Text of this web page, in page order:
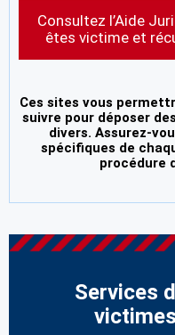
Consultez l’Aide
êtes victime et
Ces sites vous
suivre pour déposer
divers. Assurez-
spécifiques de
procédure
Services